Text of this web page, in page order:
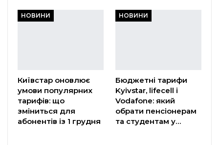
НОВИНИ
Київстар оновлює
умови популярних
тарифів: що
зміниться для
абонентів із 1 грудня
НОВИНИ
Бюджетні тарифи
Kyivstar, lifecell і
Vodafone: який
обрати пенсіонерам
та студентам у…